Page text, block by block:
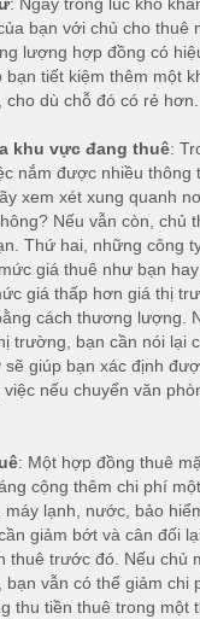
bạn với chủ cho thuê
lượng hợp đồng có
bạn tiết kiệm thêm một
dù chỗ đó có rẻ hơn.
khu vực đang thuê:
nắm được nhiều thông
xem xét xung quanh
Nếu vẫn còn, chủ
Thứ hai, những công
giá thuê như bạn
giá thấp hơn giá thị
cách thương lượng.
trường, bạn cần nói lại
giúp bạn xác định
nếu chuyển văn
: Một hợp đồng thuê
cộng thêm chi phí
lạnh, nước, bảo
giảm bớt và cân đối
thuê trước đó. Nếu chủ
bạn vẫn có thể giảm chi
thu tiền thuê trong một